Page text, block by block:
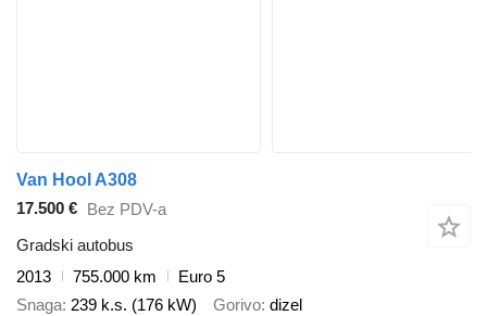
Van Hool A308
17.500 € Bez PDV-a
Gradski autobus
2013
755.000 km
Euro 5
Snaga 239 k.s. (176 kW) Gorivo dizel